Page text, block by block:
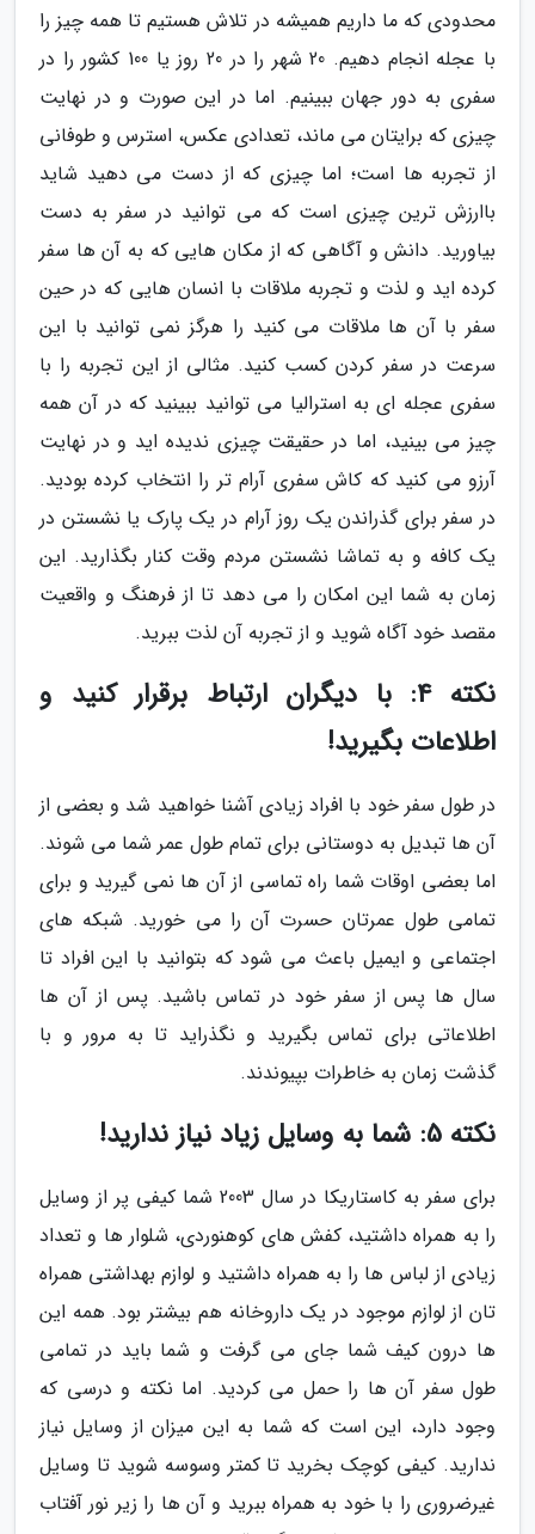
محدودی که ما داریم همیشه در تلاش هستیم تا همه چیز را
با عجله انجام دهیم. 20 شهر را در 20 روز یا 100 کشور را در
سفری به دور جهان ببینیم. اما در این صورت و در نهایت
چیزی که برایتان می ماند، تعدادی عکس، استرس و طوفانی
از تجربه ها است؛ اما چیزی که از دست می دهید شاید
باارزش ترین چیزی است که می توانید در سفر به دست
بیاورید. دانش و آگاهی که از مکان هایی که به آن ها سفر
کرده اید و لذت و تجربه ملاقات با انسان هایی که در حین
سفر با آن ها ملاقات می کنید را هرگز نمی توانید با این
سرعت در سفر کردن کسب کنید. مثالی از این تجربه را با
سفری عجله ای به استرالیا می توانید ببینید که در آن همه
چیز می بینید، اما در حقیقت چیزی ندیده اید و در نهایت
آرزو می کنید که کاش سفری آرام تر را انتخاب کرده بودید.
در سفر برای گذراندن یک روز آرام در یک پارک یا نشستن در
یک کافه و به تماشا نشستن مردم وقت کنار بگذارید. این
زمان به شما این امکان را می دهد تا از فرهنگ و واقعیت
مقصد خود آگاه شوید و از تجربه آن لذت ببرید.
نکته 4: با دیگران ارتباط برقرار کنید و
اطلاعات بگیرید!
در طول سفر خود با افراد زیادی آشنا خواهید شد و بعضی از
آن ها تبدیل به دوستانی برای تمام طول عمر شما می شوند.
اما بعضی اوقات شما راه تماسی از آن ها نمی گیرید و برای
تمامی طول عمرتان حسرت آن را می خورید. شبکه های
اجتماعی و ایمیل باعث می شود که بتوانید با این افراد تا
سال ها پس از سفر خود در تماس باشید. پس از آن ها
اطلاعاتی برای تماس بگیرید و نگذراید تا به مرور و با
گذشت زمان به خاطرات بپیوندند.
نکته 5: شما به وسایل زیاد نیاز ندارید!
برای سفر به کاستاریکا در سال 2003 شما کیفی پر از وسایل
را به همراه داشتید، کفش های کوهنوردی، شلوار ها و تعداد
زیادی از لباس ها را به همراه داشتید و لوازم بهداشتی همراه
تان از لوازم موجود در یک داروخانه هم بیشتر بود. همه این
ها درون کیف شما جای می گرفت و شما باید در تمامی
طول سفر آن ها را حمل می کردید. اما نکته و درسی که
وجود دارد، این است که شما به این میزان از وسایل نیاز
ندارید. کیفی کوچک بخرید تا کمتر وسوسه شوید تا وسایل
غیرضروری را با خود به همراه ببرید و آن ها را زیر نور آفتاب